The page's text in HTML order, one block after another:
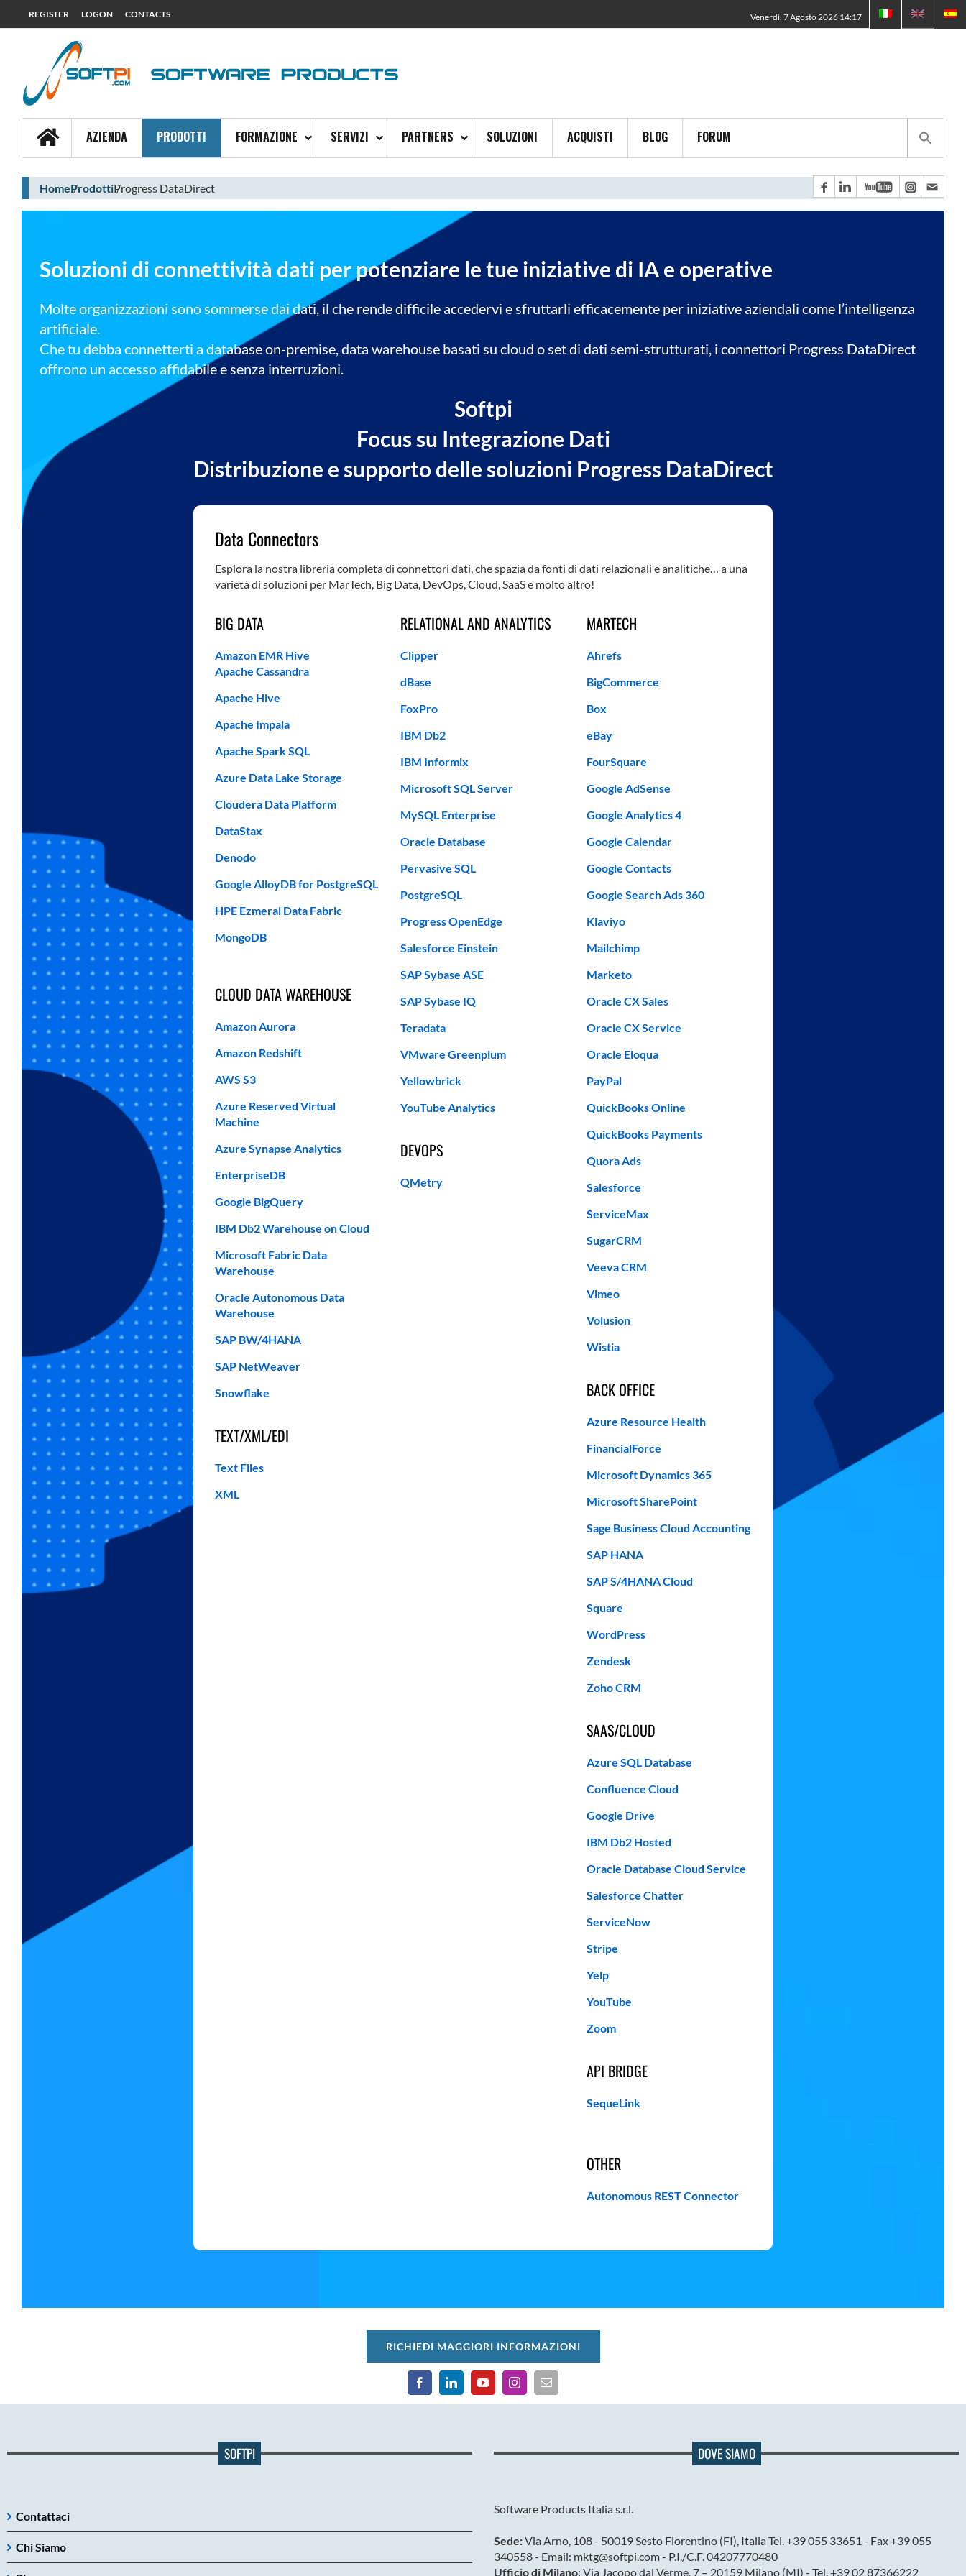
REGISTER LOGON CONTACTS Venerdì, 7 Agosto 2026 14:17
AZIENDA PRODOTTI FORMAZIONE SERVIZI PARTNERS SOLUZIONI ACQUISTI BLOG FORUM
HomeProdottiProgress DataDirect
Soluzioni di connettività dati per potenziare le tue iniziative di IA e operative
Molte organizzazioni sono sommerse dai dati, il che rende difficile accedervi e sfruttarli efficacemente per iniziative aziendali come l’intelligenza
artificiale.
Che tu debba connetterti a database on-premise, data warehouse basati su cloud o set di dati semi-strutturati, i connettori Progress DataDirect
offrono un accesso affidabile e senza interruzioni.
Softpi
Focus su Integrazione Dati
Distribuzione e supporto delle soluzioni Progress DataDirect
Data Connectors
Esplora la nostra libreria completa di connettori dati, che spazia da fonti di dati relazionali e analitiche… a una
varietà di soluzioni per MarTech, Big Data, DevOps, Cloud, SaaS e molto altro!
BIG DATA
Amazon EMR Hive
Apache Cassandra
Apache Hive
Apache Impala
Apache Spark SQL
Azure Data Lake Storage
Cloudera Data Platform
DataStax
Denodo
Google AlloyDB for PostgreSQL
HPE Ezmeral Data Fabric
MongoDB
CLOUD DATA WAREHOUSE
Amazon Aurora
Amazon Redshift
AWS S3
Azure Reserved Virtual
Machine
Azure Synapse Analytics
EnterpriseDB
Google BigQuery
IBM Db2 Warehouse on Cloud
Microsoft Fabric Data
Warehouse
Oracle Autonomous Data
Warehouse
SAP BW/4HANA
SAP NetWeaver
Snowflake
TEXT/XML/EDI
Text Files
XML
RELATIONAL AND ANALYTICS
Clipper
dBase
FoxPro
IBM Db2
IBM Informix
Microsoft SQL Server
MySQL Enterprise
Oracle Database
Pervasive SQL
PostgreSQL
Progress OpenEdge
Salesforce Einstein
SAP Sybase ASE
SAP Sybase IQ
Teradata
VMware Greenplum
Yellowbrick
YouTube Analytics
DEVOPS
QMetry
MARTECH
Ahrefs
BigCommerce
Box
eBay
FourSquare
Google AdSense
Google Analytics 4
Google Calendar
Google Contacts
Google Search Ads 360
Klaviyo
Mailchimp
Marketo
Oracle CX Sales
Oracle CX Service
Oracle Eloqua
PayPal
QuickBooks Online
QuickBooks Payments
Quora Ads
Salesforce
ServiceMax
SugarCRM
Veeva CRM
Vimeo
Volusion
Wistia
BACK OFFICE
Azure Resource Health
FinancialForce
Microsoft Dynamics 365
Microsoft SharePoint
Sage Business Cloud Accounting
SAP HANA
SAP S/4HANA Cloud
Square
WordPress
Zendesk
Zoho CRM
SAAS/CLOUD
Azure SQL Database
Confluence Cloud
Google Drive
IBM Db2 Hosted
Oracle Database Cloud Service
Salesforce Chatter
ServiceNow
Stripe
Yelp
YouTube
Zoom
API BRIDGE
SequeLink
OTHER
Autonomous REST Connector
RICHIEDI MAGGIORI INFORMAZIONI
SOFTPI
Contattaci
Chi Siamo
DOVE SIAMO
Software Products Italia s.r.l.
Sede:Via Arno, 108 - 50019 Sesto Fiorentino (FI), Italia Tel. +39 055 33651 - Fax +39 055
340558 - Email: mktg@softpi.com - P.I./C.F. 04207770480
Ufficio di Milano: Via Jacopo dal Verme, 7 – 20159 Milano (MI) - Tel. +39 02 87366222